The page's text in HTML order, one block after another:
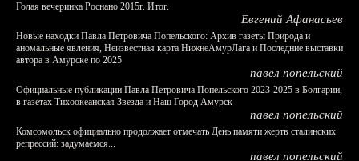
Голая вечеринка Роснано 2015г. Итог.
Евгений Афанасьев
Новые находки Павла Петровича Попельского: Архив газеты Природа и
аномальные явления, Неизвестная карта НижнеАмурЛага и Последние выставки
автора в Амурске по 2025
павел попельский
Официальные публикации Павла Петровича Попельского 2023-2025 в Болгарии,
в газетах Тихоокеанская Звезда и Наш Город Амурск
павел попельский
Комсомольск официально продолжает отмечать День памяти жертв сталинских
репрессий: задумаемся...
павел попельский